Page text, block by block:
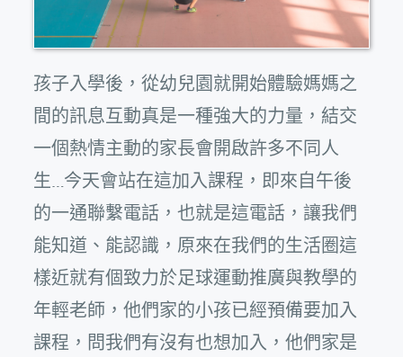
孩子入學後，從幼兒園就開始體驗媽媽之
間的訊息互動真是一種強大的力量，結交
一個熱情主動的家長會開啟許多不同人
生…今天會站在這加入課程，即來自午後
的一通聯繫電話，也就是這電話，讓我們
能知道、能認識，原來在我們的生活圈這
樣近就有個致力於足球運動推廣與教學的
年輕老師，他們家的小孩已經預備要加入
課程，問我們有沒有也想加入，他們家是